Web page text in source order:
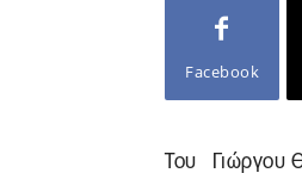
Facebook
Του Γιώργου